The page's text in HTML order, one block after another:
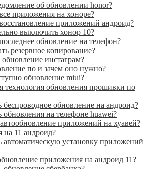
об обновлении honor?
приложения на хоноре?
приложений андроид?
выключить хонор 10?
обновление на телефон?
резервное копирование?
инстаграм?
по и зачем оно нужно?
обновление miui?
технология обновления прошивки по
обновление на андроид?
на телефоне huawei?
приложений на хуавей?
на 11 андроид?
автоматическую установку приложений
приложения на андроид 11?